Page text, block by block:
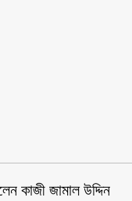
কাজী জামাল উদ্দিন